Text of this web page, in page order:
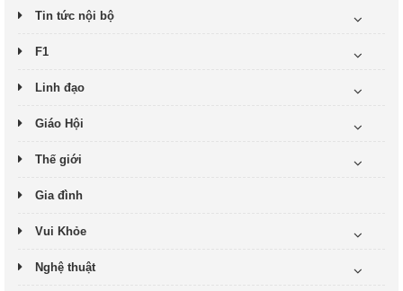
Tin tức nội bộ
F1
Linh đạo
Giáo Hội
Thế giới
Gia đình
Vui Khỏe
Nghệ thuật